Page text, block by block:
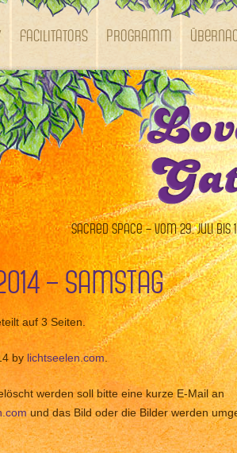
Facilitators Programm
Sacred Space – vom 29. Juli bis
– Samstag
auf 3 Seiten.
by lichtseelen.com.
werden soll bitte eine kurze E-Mail an
und das Bild oder die Bilder werden